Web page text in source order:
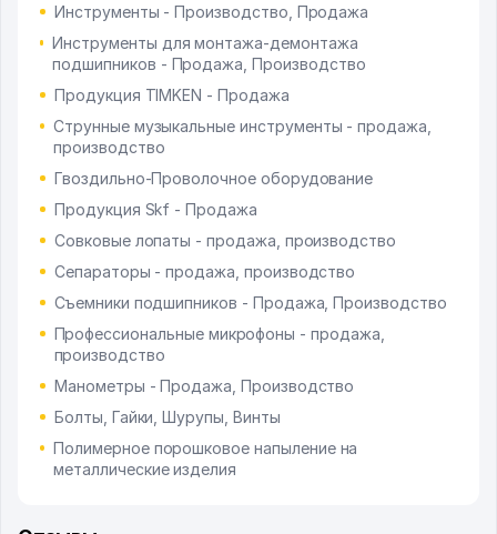
Инструменты - Производство, Продажа
Инструменты для монтажа-демонтажа
подшипников - Продажа, Производство
Продукция TIMKEN - Продажа
Струнные музыкальные инструменты - продажа,
производство
Гвоздильно-Проволочное оборудование
Продукция Skf - Продажа
Совковые лопаты - продажа, производство
Сепараторы - продажа, производство
Съемники подшипников - Продажа, Производство
Профессиональные микрофоны - продажа,
производство
Манометры - Продажа, Производство
Болты, Гайки, Шурупы, Винты
Полимерное порошковое напыление на
металлические изделия